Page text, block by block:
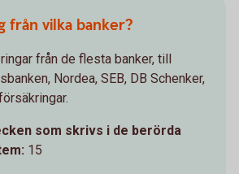
från vilka banker?
från de flesta banker, till
Nordea, SEB, DB Schenker,
som skrivs i de berörda
15